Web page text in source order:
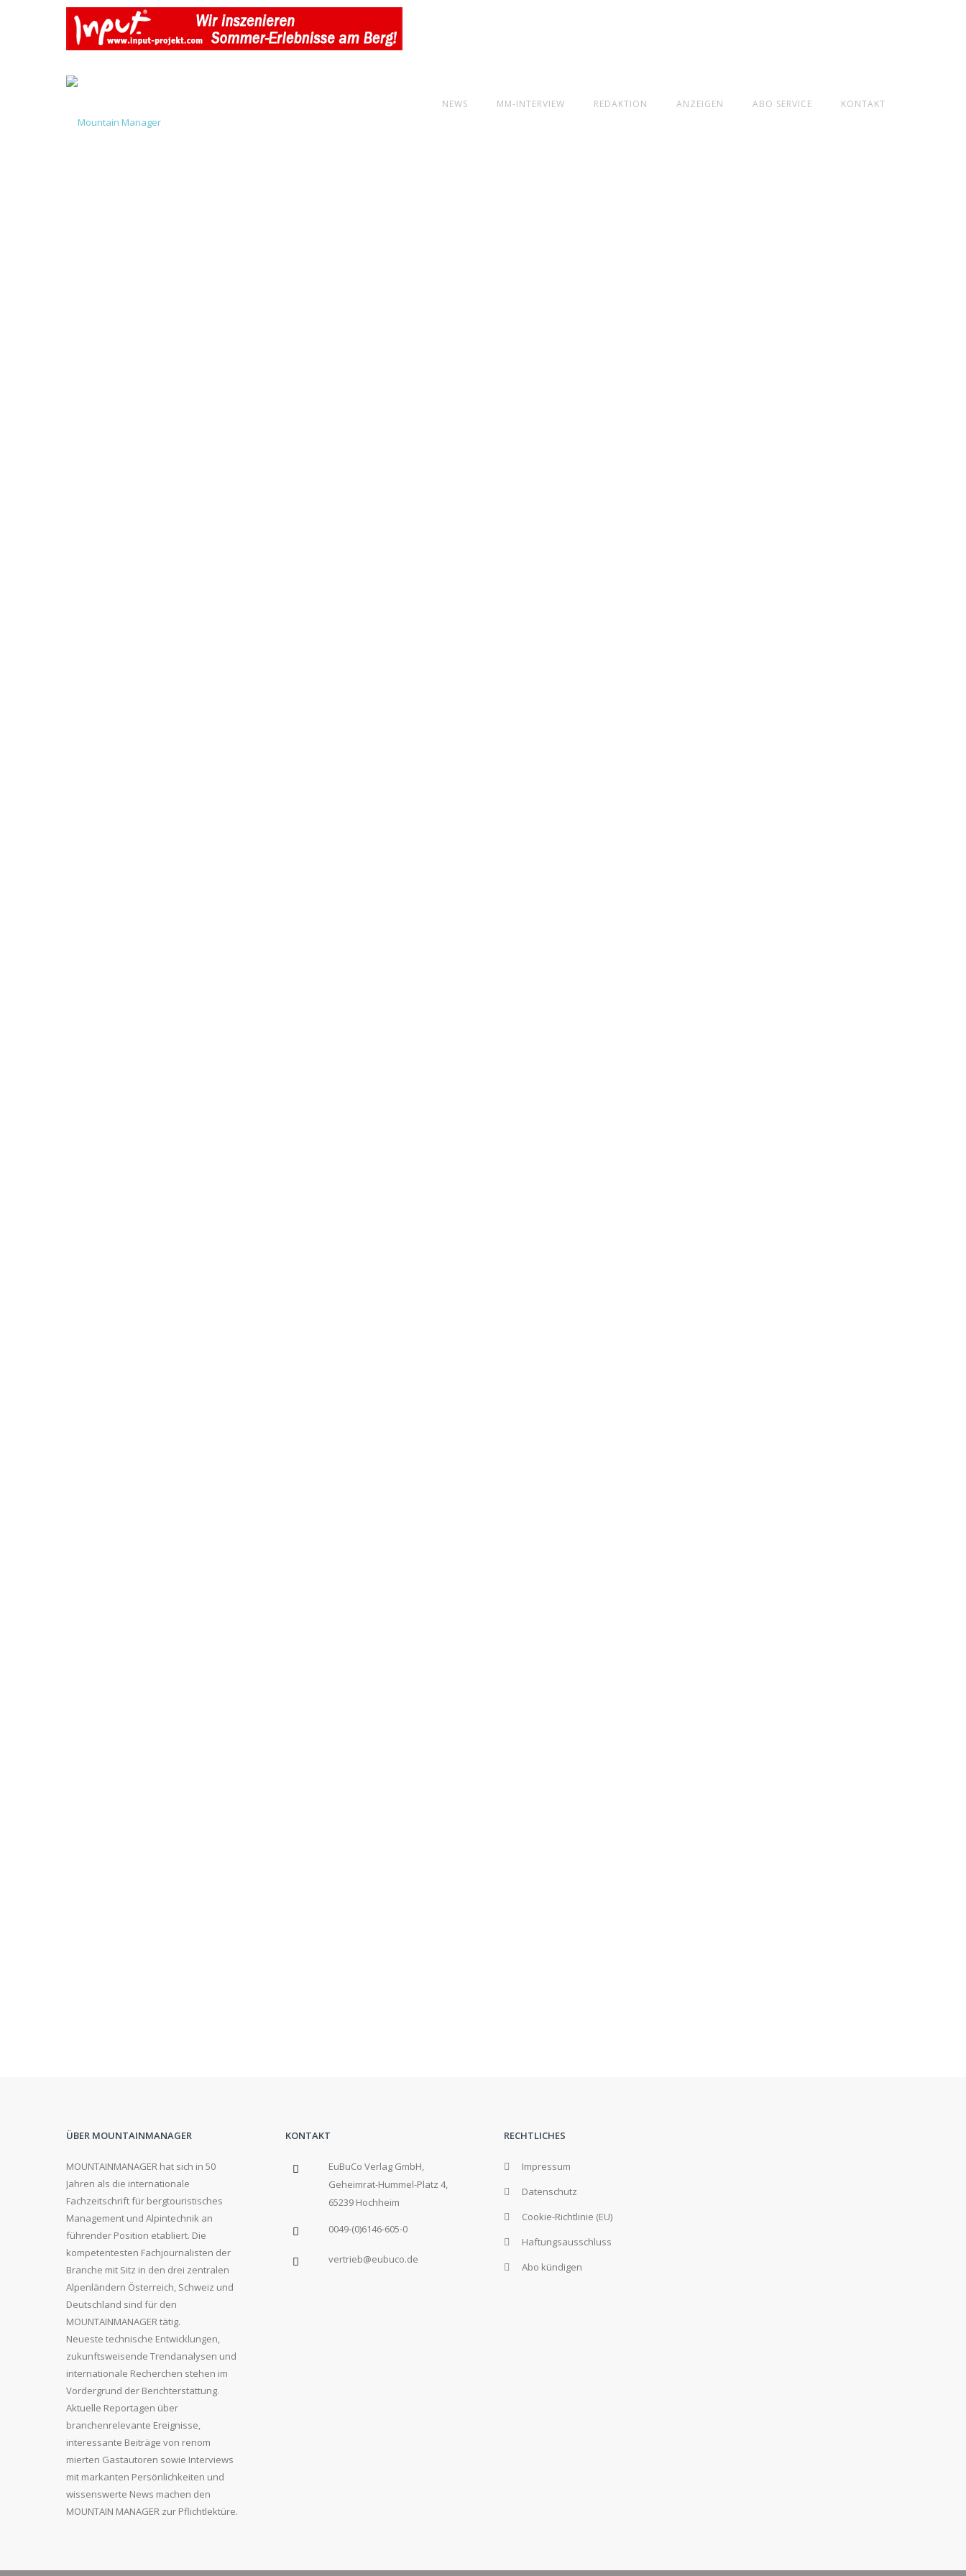
NEWS MM-INTERVIEW REDAKTION ANZEIGEN ABO SERVICE KONTAKT
ÜBER MOUNTAINMANAGER
MOUNTAINMANAGER hat sich in 50
Jahren als die internationale
Fachzeitschrift für bergtouristisches
Management und Alpintechnik an
führender Position etabliert. Die
kompetentesten Fachjournalisten der
Branche mit Sitz in den drei zentralen
Alpenländern Österreich, Schweiz und
Deutschland sind für den
MOUNTAINMANAGER tätig.
Neueste technische Entwicklungen,
zukunftsweisende Trendanalysen und
internationale Recherchen stehen im
Vordergrund der Berichterstattung.
Aktuelle Reportagen über
branchenrelevante Ereignisse,
interessante Beiträge von renom
mierten Gastautoren sowie Interviews
mit markanten Persönlichkeiten und
wissenswerte News machen den
MOUNTAIN MANAGER zur Pflichtlektüre.
KONTAKT
EuBuCo Verlag GmbH,
Geheimrat-Hummel-Platz 4,
65239 Hochheim
0049-(0)6146-605-0
vertrieb@eubuco.de
RECHTLICHES
Impressum
Datenschutz
Cookie-Richtlinie (EU)
Haftungsausschluss
Abo kündigen